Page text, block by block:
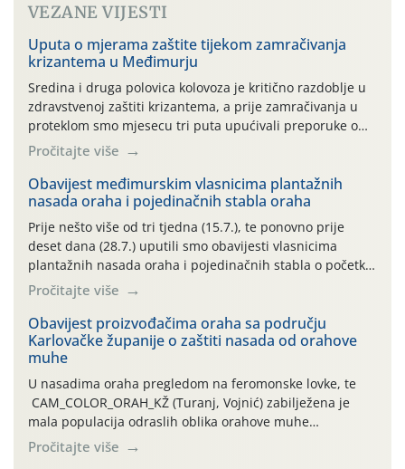
VEZANE VIJESTI
Uputa o mjerama zaštite tijekom zamračivanja
krizantema u Međimurju
Sredina i druga polovica kolovoza je kritično razdoblje u
zdravstvenoj zaštiti krizantema, a prije zamračivanja u
proteklom smo mjesecu tri puta upućivali preporuke o
preventivnim mjerama zaštite krizantema od najčešćih
uzročnika bolesti, štetnika i fito-fagnih grinja (23.7., 14.7.,
06.7.)! Na početku ovog mjeseca je zabilježeno je
povijesno i ekstremno vruće meteorološko razdoblje, uz
najviše temperature […]
Pročitajte više
Obavijest međimurskim vlasnicima plantažnih
nasada oraha i pojedinačnih stabla oraha
Prije nešto više od tri tjedna (15.7.), te ponovno prije
deset dana (28.7.) uputili smo obavijesti vlasnicima
plantažnih nasada oraha i pojedinačnih stabla o početku
leta i ovogodišnjoj potrebi usmjerenog suzbijanja
orahove muhe (Rhagoletis completa)! Već dvanaest dana
traje drugi ovogodišnji “toplinski udar”, koji naročito
izražen zadnja šest dana (31.7.-05.8.), jer najviše
temperature zraka svakodnevno […]
Pročitajte više
Obavijest proizvođačima oraha sa području
Karlovačke županije o zaštiti nasada od orahove
muhe
U nasadima oraha pregledom na feromonske lovke, te
CAM_COLOR_ORAH_KŽ (Turanj, Vojnić) zabilježena je
mala populacija odraslih oblika orahove muhe
(Rhagoletis completa). Niska brojnost može se objasniti
činjenicom da je riječ o mladim nasadima s vrlo malim
Pročitajte više